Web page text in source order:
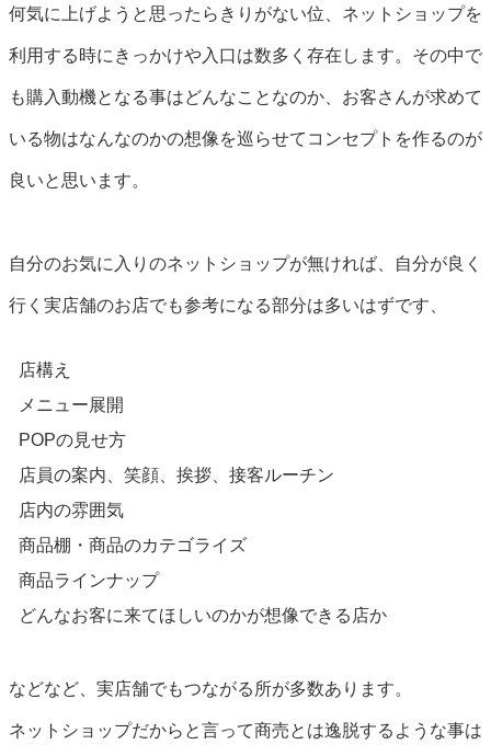
何気に上げようと思ったらきりがない位、ネットショップを
利用する時にきっかけや入口は数多く存在します。その中で
も購入動機となる事はどんなことなのか、お客さんが求めて
いる物はなんなのかの想像を巡らせてコンセプトを作るのが
良いと思います。
自分のお気に入りのネットショップが無ければ、自分が良く
行く実店舗のお店でも参考になる部分は多いはずです、
店構え
メニュー展開
POPの見せ方
店員の案内、笑顔、挨拶、接客ルーチン
店内の雰囲気
商品棚・商品のカテゴライズ
商品ラインナップ
どんなお客に来てほしいのかが想像できる店か
などなど、実店舗でもつながる所が多数あります。
ネットショップだからと言って商売とは逸脱するような事は